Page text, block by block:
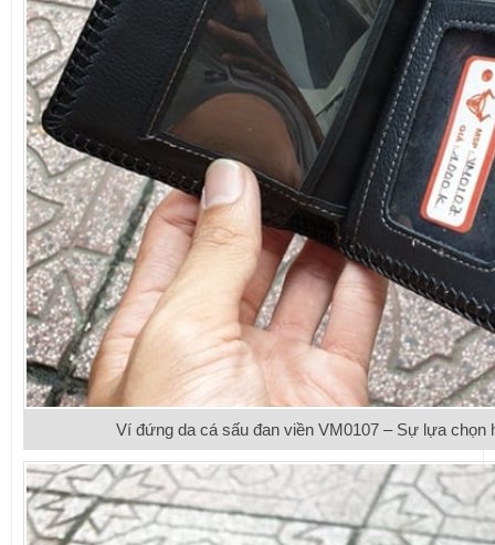
Ví đứng da cá sấu đan viền VM0107 – Sự lựa chọn